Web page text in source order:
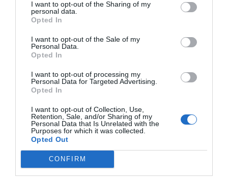
I want to opt-out of the Sharing of my
personal data.
Opted In
I want to opt-out of the Sale of my
Personal Data.
Opted In
I want to opt-out of processing my
Personal Data for Targeted Advertising.
Opted In
I want to opt-out of Collection, Use,
Retention, Sale, and/or Sharing of my
Personal Data that Is Unrelated with the
Purposes for which it was collected.
Opted Out
CONFIRM